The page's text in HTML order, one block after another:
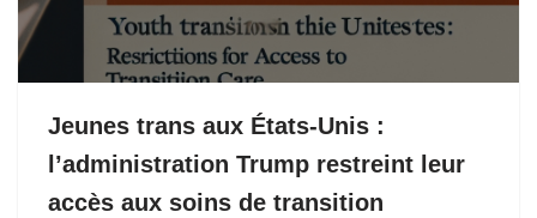
Jeunes trans aux États-Unis :
l’administration Trump restreint leur
accès aux soins de transition